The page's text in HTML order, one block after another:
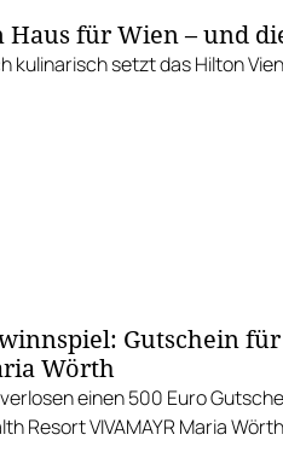
Haus für Wien – und
kulinarisch setzt das Hilton
Gutschein für
Wörth
einen 500 Euro
Resort VIVAMAYR Maria